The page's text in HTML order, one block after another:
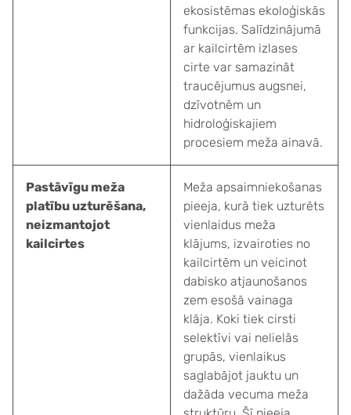
ekosistēmas ekoloģiskās
funkcijas. Salīdzinājumā
ar kailcirtēm izlases
cirte var samazināt
traucējumus augsnei,
dzīvotnēm un
hidroloģiskajiem
procesiem meža ainavā.
Pastāvīgu meža
platību uzturēšana,
neizmantojot
kailcirtes
Meža apsaimniekošanas
pieeja, kurā tiek uzturēts
vienlaidus meža
klājums, izvairoties no
kailcirtēm un veicinot
dabisko atjaunošanos
zem esošā vainaga
klāja. Koki tiek cirsti
selektīvi vai nelielās
grupās, vienlaikus
saglabājot jauktu un
dažāda vecuma meža